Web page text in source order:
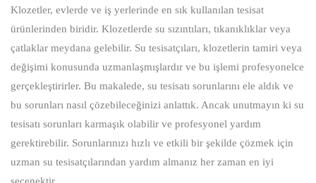
Klozetler, evlerde ve iş yerlerinde en sık kullanılan tesisat
ürünlerinden biridir. Klozetlerde su sızıntıları, tıkanıklıklar veya
çatlaklar meydana gelebilir. Su tesisatçıları, klozetlerin tamiri veya
değişimi konusunda uzmanlaşmışlardır ve bu işlemi profesyonelce
gerçekleştirirler. Bu makalede, su tesisatı sorunlarını ele aldık ve
bu sorunları nasıl çözebileceğinizi anlattık. Ancak unutmayın ki su
tesisatı sorunları karmaşık olabilir ve profesyonel yardım
gerektirebilir. Sorunlarınızı hızlı ve etkili bir şekilde çözmek için
uzman su tesisatçılarından yardım almanız her zaman en iyi
seçenektir.